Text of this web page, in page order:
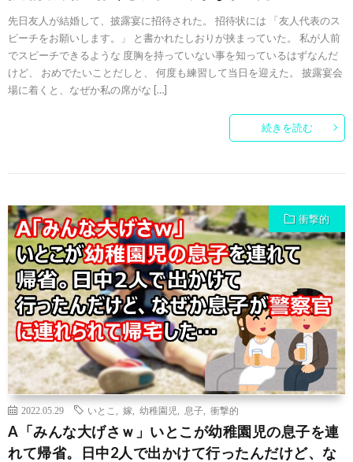
先日友人が結婚して、披露宴に招待された。 招待状には 「友人代表のス
ピーチをお願いします。」 と書かれたしおりが挟まっていた。 私が人前
でスピーチできるような 度胸を持っていない事を知っているはずなんだ
けど、 おめでたいことだしと、 何度も練習して当日を迎えた。 披露宴会
場に着くと、なぜか私の席がな […]
続きを読む
衝撃的
2022.05.29 いとこ 嫁 幼稚園児 息子 衝撃的
A「みんな大げさｗ」いとこが幼稚園児の息子を連
れて帰省。日中2人で出かけて行ったんだけど、な